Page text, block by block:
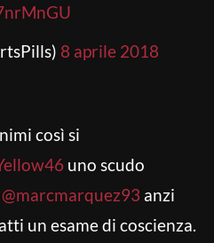
8 aprile 2018
così si
uno scudo
@marcmarquez93 anzi
un esame di coscienza.